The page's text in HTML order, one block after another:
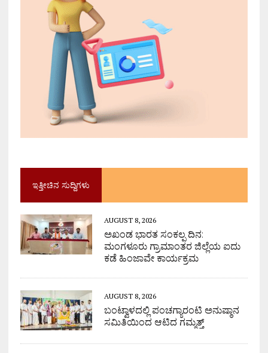
ಇತ್ತೀಚಿನ ಸುದ್ದಿಗಳು
AUGUST 8, 2026
ಅಖಂಡ ಭಾರತ ಸಂಕಲ್ಪ ದಿನ:
ಮಂಗಳೂರು ಗ್ರಾಮಾಂತರ ಜಿಲ್ಲೆಯ ಐದು
ಕಡೆ ಹಿಂಜಾವೇ ಕಾರ್ಯಕ್ರಮ
AUGUST 8, 2026
ಬಂಟ್ವಾಳದಲ್ಲಿ ಪಂಚಗ್ಯಾರಂಟಿ ಅನುಷ್ಠಾನ
ಸಮಿತಿಯಿಂದ ಆಟಿದ ಗಮ್ಮತ್ತ್